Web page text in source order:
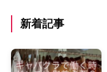
新着記事